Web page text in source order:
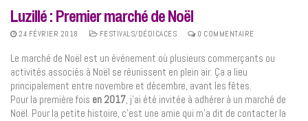
Luzillé : Premier marché de Noël
24 FÉVRIER 2018 FESTIVALS/DÉDICACES 0 COMMENTAIRE
Le marché de Noël est un événement où plusieurs commerçants ou
activités associés à Noël se réunissent en plein air. Ça a lieu
principalement entre novembre et décembre, avant les fêtes.
Pour la première fois en 2017, j’ai été invitée à adhérer à un marché de
Noël. Pour la petite histoire, c’est une amie qui m’a dit de contacter la